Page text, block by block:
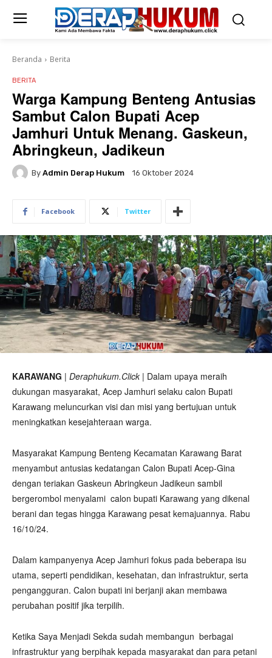
Beranda Berita
BERITA
Warga Kampung Benteng Antusias
Sambut Calon Bupati Acep
Jamhuri Untuk Menang. Gaskeun,
Abringkeun, Jadikeun
By Admin Derap Hukum 16 Oktober 2024
Facebook Twitter
KARAWANG | Deraphukum.Click | Dalam upaya meraih
dukungan masyarakat, Acep Jamhuri selaku calon Bupati
Karawang meluncurkan visi dan misi yang bertujuan untuk
meningkatkan kesejahteraan warga.
Masyarakat Kampung Benteng Kecamatan Karawang Barat
menyambut antusias kedatangan Calon Bupati Acep-Gina
dengan teriakan Gaskeun Abringkeun Jadikeun sambil
bergerombol menyalami calon bupati Karawang yang dikenal
berani dan tegas hingga Karawang pesat kemajuannya. Rabu
16/10/24.
Dalam kampanyenya Acep Jamhuri fokus pada beberapa isu
utama, seperti pendidikan, kesehatan, dan infrastruktur, serta
pengangguran. Calon bupati ini berjanji akan membawa
perubahan positif jika terpilih.
Ketika Saya Menjadi Sekda sudah membangun berbagai
infrastruktur yang berpihak kepada masyarakat dan para petani